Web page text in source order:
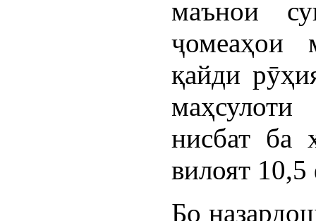
маънои
ҷомеаҳои
қайди
нисбат ба
вилоят
Бо